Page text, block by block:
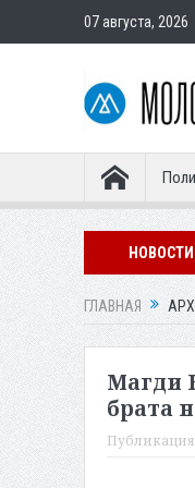
07 августа, 2026
НОВОСТИ
ГЛАВНАЯ
Магди
брата